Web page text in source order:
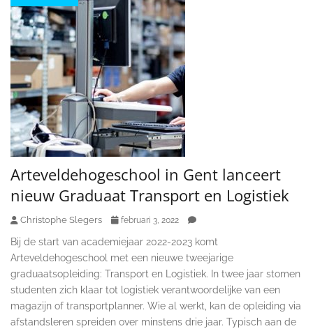
Arteveldehogeschool in Gent lanceert
nieuw Graduaat Transport en Logistiek
Christophe Slegers februari 3, 2022
Bij de start van academiejaar 2022-2023 komt
Arteveldehogeschool met een nieuwe tweejarige
graduaatsopleiding: Transport en Logistiek. In twee jaar stomen
studenten zich klaar tot logistiek verantwoordelijke van een
magazijn of transportplanner. Wie al werkt, kan de opleiding via
afstandsleren spreiden over minstens drie jaar. Typisch aan de